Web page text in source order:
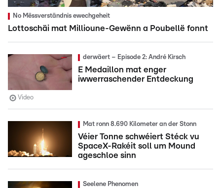
No Mëssverständnis ewechgeheit
Lottoschäi mat Millioune-Gewënn a Poubellë fonnt
derwäert – Episode 2: André Kirsch
E Medaillon mat enger
iwwerraschender Entdeckung
Video
Mat ronn 8.690 Kilometer an der Stonn
Véier Tonne schwéiert Stéck vu
SpaceX-Rakéit soll um Mound
ageschloe sinn
Seelene Phenomen